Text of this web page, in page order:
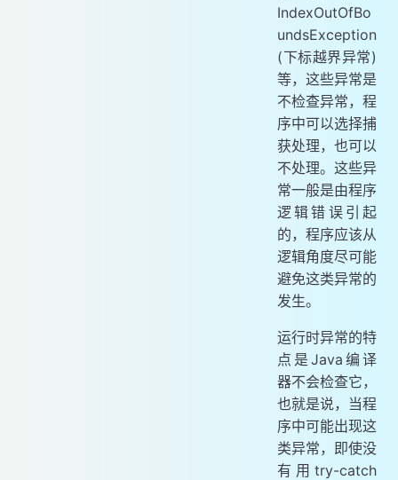
IndexOutOfBo
undsException
(下标越界异常)
等，这些异常是
不检查异常，程
序中可以选择捕
获处理，也可以
不处理。这些异
常一般是由程序
逻辑错误引起
的，程序应该从
逻辑角度尽可能
避免这类异常的
发生。
运行时异常的特
点是Java编译
器不会检查它，
也就是说，当程
序中可能出现这
类异常，即使没
有用try-catch